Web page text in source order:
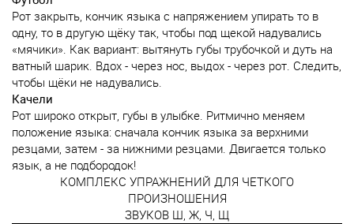
Рот закрыть, кончик языка с напряжением упирать то в
одну, то в другую щёку так, чтобы под щекой надувались
«мячики». Как вариант: вытянуть губы трубочкой и дуть на
ватный шарик. Вдох - через нос, выдох - через рот. Следить,
чтобы щёки не надувались.
Качели
Рот широко открыт, губы в улыбке. Ритмично меняем
положение языка: сначала кончик языка за верхними
резцами, затем - за нижними резцами. Двигается только
язык, а не подбородок!
КОМПЛЕКС УПРАЖНЕНИЙ ДЛЯ ЧЕТКОГО
ПРОИЗНОШЕНИЯ
ЗВУКОВ Ш, Ж, Ч, Щ